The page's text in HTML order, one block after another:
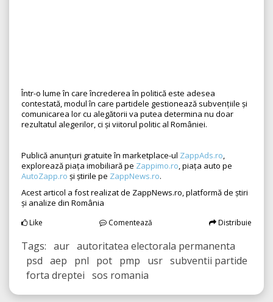
Într-o lume în care încrederea în politică este adesea
contestată, modul în care partidele gestionează subvențiile și
comunicarea lor cu alegătorii va putea determina nu doar
rezultatul alegerilor, ci și viitorul politic al României.
Publică anunțuri gratuite în marketplace-ul ZappAds.ro,
explorează piața imobiliară pe Zappimo.ro, piața auto pe
AutoZapp.ro și știrile pe ZappNews.ro.
Acest articol a fost realizat de ZappNews.ro, platformă de știri
și analize din România
Like Comentează Distribuie
Tags: aur autoritatea electorala permanenta
psd aep pnl pot pmp usr subventii partide
forta dreptei sos romania